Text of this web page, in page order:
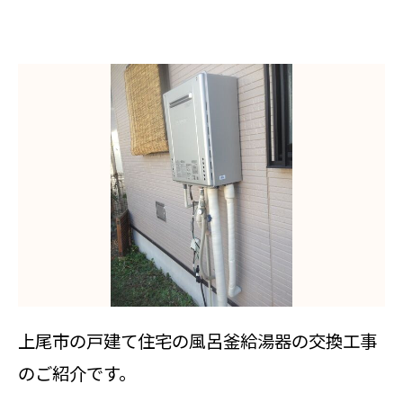
上尾市の戸建て住宅の風呂釜給湯器の交換工事
のご紹介です。